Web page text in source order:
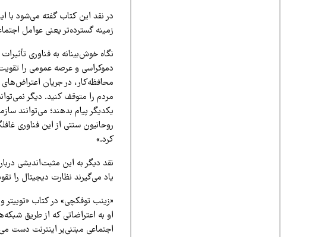
در نقد این کتاب گفته می‌شود با
زمینه گسترده‌تر یعنی عوامل
نگاه خوش‌بینانه به فناوری
دموکراسی و عرصه عمومی را
مردم را متوقف کنید. دیگر
یکدیگر پیام بدهند؛ می‌توانند
روحانیون سنتی از این فناوری
کرد.»
نقد دیگر به این مثبت‌اندیشی
یاد می‌گیرند نظارت دیجیتال را
او به اعتراضاتی که از طریق
اجتماعی مبتنی‌بر اینترنت دست